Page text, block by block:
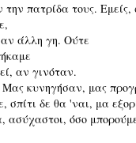
πατρίδα τους. Εμείς,
άλλη γη. Ούτε
αν γινόταν.
κυνηγήσαν, μας
σπίτι δε θα 'ναι, μα
ασύχαστοι, όσο